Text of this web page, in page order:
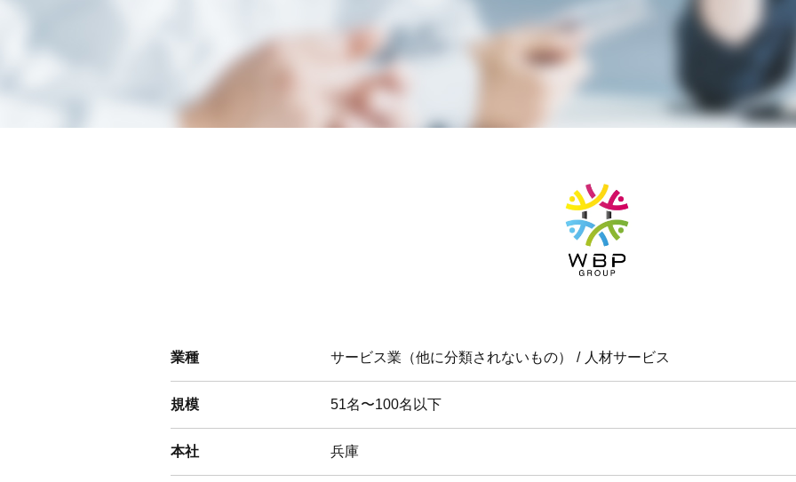
業種 サービス業（他に分類されないもの） 人材サービス
規模 51名〜100名以下
本社 兵庫